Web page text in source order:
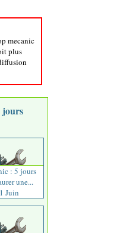
mecanic
plus
jours
: 5 jours
une...
Juin